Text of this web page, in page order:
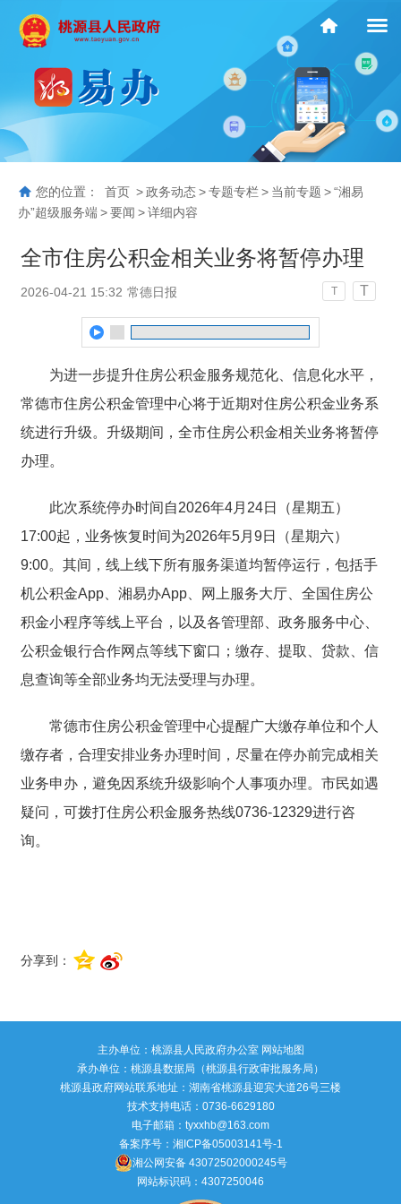
您的位置： 首页 >政务动态>专题专栏> 当前专题 >“湘易
办”超级服务端>要闻 >详细内容
全市住房公积金相关业务将暂停办理
2026-04-21 15:32 常德日报 T T
为进一步提升住房公积金服务规范化、信息化水平，
常德市住房公积金管理中心将于近期对住房公积金业务系
统进行升级。升级期间，全市住房公积金相关业务将暂停
办理。
此次系统停办时间自2026年4月24日（星期五）
17:00起，业务恢复时间为2026年5月9日（星期六）
9:00。其间，线上线下所有服务渠道均暂停运行，包括手
机公积金App、湘易办App、网上服务大厅、全国住房公
积金小程序等线上平台，以及各管理部、政务服务中心、
公积金银行合作网点等线下窗口；缴存、提取、贷款、信
息查询等全部业务均无法受理与办理。
常德市住房公积金管理中心提醒广大缴存单位和个人
缴存者，合理安排业务办理时间，尽量在停办前完成相关
业务申办，避免因系统升级影响个人事项办理。市民如遇
疑问，可拨打住房公积金服务热线0736-12329进行咨
询。
分享到：
主办单位：桃源县人民政府办公室 网站地图
承办单位：桃源县数据局（桃源县行政审批服务局）
桃源县政府网站联系地址：湖南省桃源县迎宾大道26号三楼
技术支持电话：0736-6629180
电子邮箱：tyxxhb@163.com
备案序号： 湘ICP备05003141号-1
湘公网安备 43072502000245号
网站标识码：4307250046